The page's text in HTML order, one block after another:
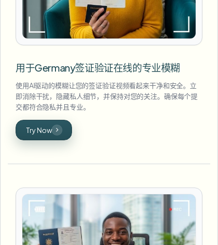
用于Germany签证验证在线的专业模糊
使用AI驱动的模糊让您的签证验证视频看起来干净和安全。立
即消除干扰，隐藏私人细节，并保持对您的关注。确保每个提
交都符合隐私并且专业。
Try Now